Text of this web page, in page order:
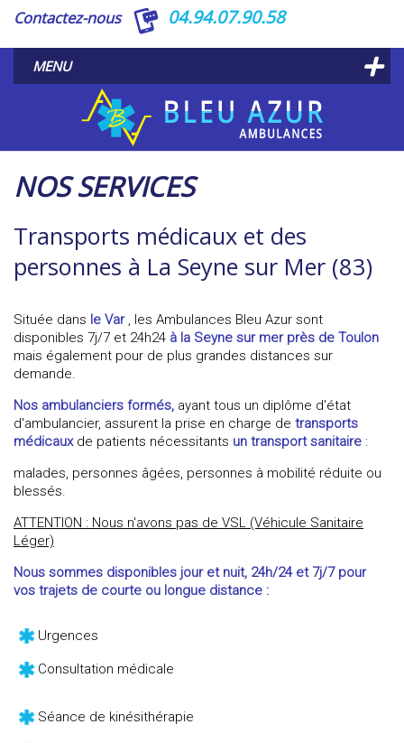
Contactez-nous 04.94.07.90.58
MENU
Transports médicaux et des
personnes à La Seyne sur Mer (83)
Située dans le Var , les Ambulances Bleu Azur sont
disponibles 7j/7 et 24h24 à la Seyne sur mer près de Toulon
mais également pour de plus grandes distances sur
demande.
Nos ambulanciers formés, ayant tous un diplôme d'état
d'ambulancier, assurent la prise en charge de transports
médicaux de patients nécessitants un transport sanitaire :
malades, personnes âgées, personnes à mobilité réduite ou
blessés.
ATTENTION : Nous n'avons pas de VSL (Véhicule Sanitaire
Léger)
Nous sommes disponibles jour et nuit, 24h/24 et 7j/7 pour
vos trajets de courte ou longue distance :
Urgences
Consultation médicale
Séance de kinésithérapie
NOS SERVICES